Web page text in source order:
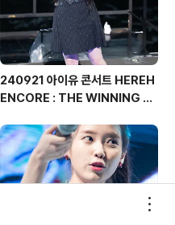
240921 아이유 콘서트 HEREH
ENCORE : THE WINNING 직